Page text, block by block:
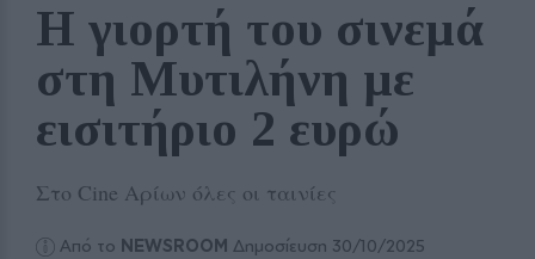
Η γιορτή του σινεμά
στη Μυτιλήνη με
εισιτήριο 2 ευρώ
Στο Cine Αρίων όλες οι ταινίες
Από το NEWSROOM Δημοσίευση 30/10/2025